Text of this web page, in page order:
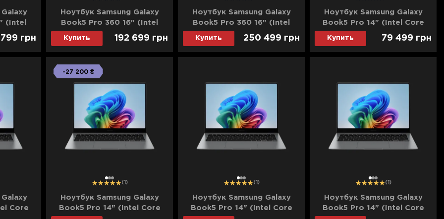
(Intel
4TB
799 грн
Ноутбук Samsung Galaxy
Book5 Pro 360 16" (Intel
Core Ultra 7/32GB/8TB
(SSD)/Intel Arc) (NP960QHA-
KG34DE) (Standard)
Купить 192 699 грн
Ноутбук Samsung Galaxy
Book5 Pro 360 16" (Intel
Core Ultra 7/32GB/16TB
(SSD)/Intel Arc) (NP960QHA-
KG44DE) (Standard)
Купить 250 499 грн
Ноутбук Samsung Galaxy
Book5 Pro 14" (Intel Core
Ultra 7
256V/16GB/512GB/Intel Arc)
(NP940XHA-KG1US)
Купить 79 499 грн
Core
12 3
-27 200 ₴
(1)
Ноутбук Samsung Galaxy
Book5 Pro 14" (Intel Core
12 3 (1)
Ноутбук Samsung Galaxy
Book5 Pro 14" (Intel Core
12 3 (1)
Ноутбук Samsung Galaxy
Book5 Pro 14" (Intel Core